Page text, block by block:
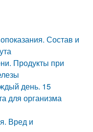
Состав и
Продукты при
день. 15
для организма
Вред и